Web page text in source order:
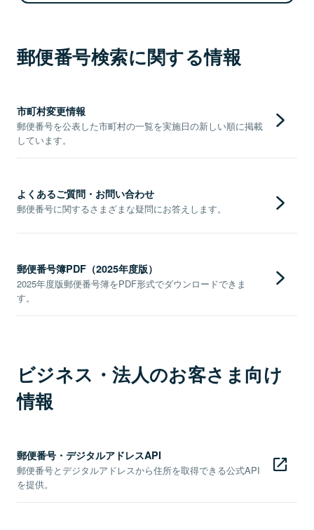
郵便番号検索に関する情報
市町村変更情報
郵便番号を公表した市町村の一覧を実施日の新しい順に掲載
しています。
よくあるご質問・お問い合わせ
郵便番号に関するさまざまな疑問にお答えします。
郵便番号簿PDF（2025年度版）
2025年度版郵便番号簿をPDF形式でダウンロードできま
す。
ビジネス・法人のお客さま向け
情報
郵便番号・デジタルアドレスAPI
郵便番号とデジタルアドレスから住所を取得できる公式API
を提供。